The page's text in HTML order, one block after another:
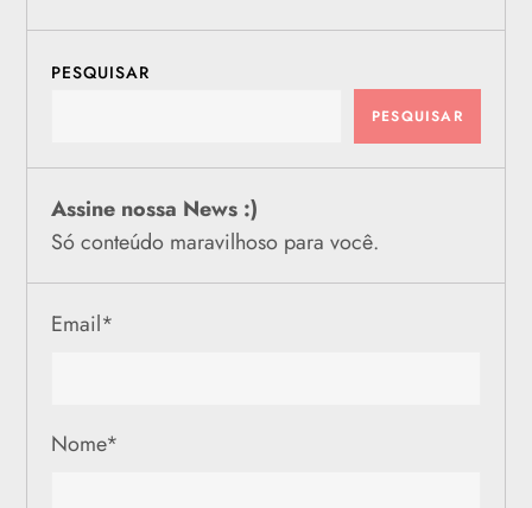
PESQUISAR
PESQUISAR
Assine nossa News :)
Só conteúdo maravilhoso para você.
Email*
Nome*